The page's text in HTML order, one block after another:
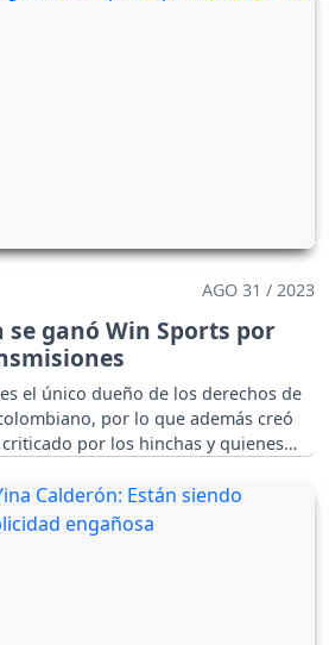
AGO 31 / 2023
ganó Win Sports por
el único dueño de los derechos de
por lo que además creó
por los hinchas y quienes